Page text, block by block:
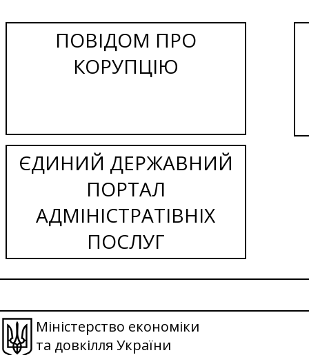
ПОВІДОМ ПРО
КОРУПЦІЮ
ЄДИНИЙ ДЕРЖАВНИЙ
ПОРТАЛ
АДМІНІСТРАТІВНІХ
ПОСЛУГ
Міністерство економіки
та довкілля України